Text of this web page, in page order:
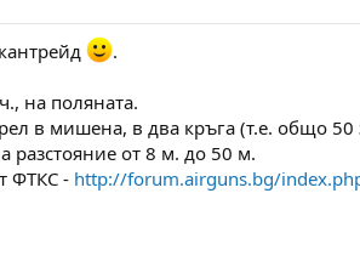
.
на поляната.
в мишена, в два кръга (т.е. общо 50
от 8 м. до 50 м.
ФТКС - http://forum.airguns.bg/